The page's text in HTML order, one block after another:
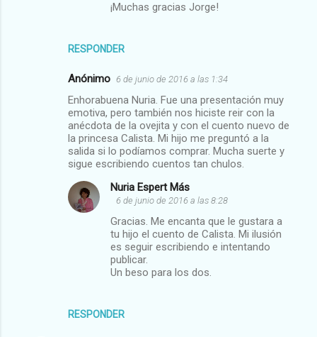
RESPONDER
¡Muchas gracias Jorge!
Anónimo 6 de junio de 2016 a las 1:34
Enhorabuena Nuria. Fue una presentación muy
emotiva, pero también nos hiciste reir con la
anécdota de la ovejita y con el cuento nuevo de
la princesa Calista. Mi hijo me preguntó a la
salida si lo podíamos comprar. Mucha suerte y
sigue escribiendo cuentos tan chulos.
RESPONDER
Nuria Espert Más
6 de junio de 2016 a las 8:28
Gracias. Me encanta que le gustara a
tu hijo el cuento de Calista. Mi ilusión
es seguir escribiendo e intentando
publicar.
Un beso para los dos.